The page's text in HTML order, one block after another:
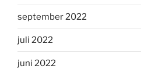
september 2022
juli 2022
juni 2022